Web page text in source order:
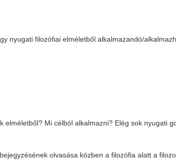
nyugati filozófiai elméletből alkalmazandó/
Mi célból alkalmazni? Elég sok nyugati
olvasása közben a filozófia alatt a